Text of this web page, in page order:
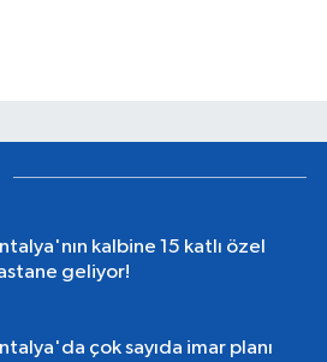
kalbine 15 katlı özel
geliyor!
çok sayıda imar planı